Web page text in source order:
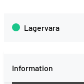
Lagervara
Information